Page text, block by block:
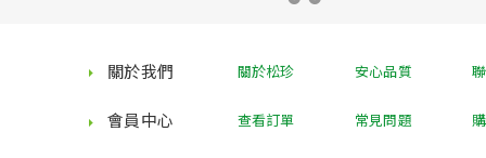
關於我們 關於松珍 安心品質
會員中心 查看訂單 常見問題